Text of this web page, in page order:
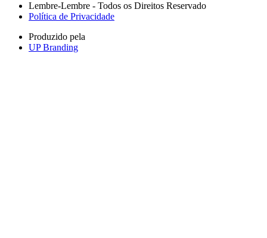
Lembre-Lembre - Todos os Direitos Reservado
Política de Privacidade
Produzido pela
UP Branding